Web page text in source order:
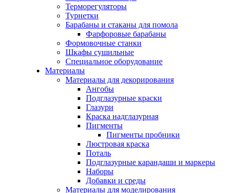
Терморегуляторы
Турнетки
Барабаны и стаканы для помола
Фарфоровые барабаны
Формовочные станки
Шкафы сушильные
Специальное оборудование
Материалы
Материалы для декорирования
Ангобы
Подглазурные краски
Глазури
Краска надглазурная
Пигменты
Пигменты пробники
Люстровая краска
Поталь
Подглазурные карандаши и маркеры
Наборы
Добавки и среды
Материалы для моделирования